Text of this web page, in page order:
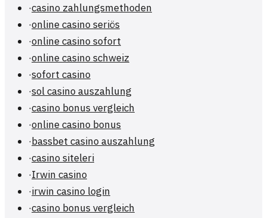
·casino zahlungsmethoden
·online casino seriös
·online casino sofort
·online casino schweiz
·sofort casino
·sol casino auszahlung
·casino bonus vergleich
·online casino bonus
·bassbet casino auszahlung
·casino siteleri
·Irwin casino
·irwin casino login
·casino bonus vergleich